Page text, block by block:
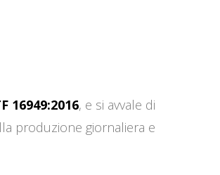
16949:2016, e si avvale di
produzione giornaliera e